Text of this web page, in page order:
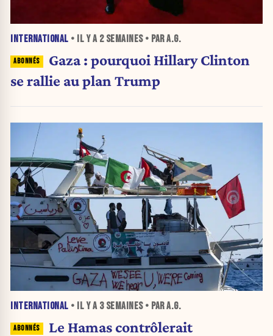
INTERNATIONAL • IL Y A 2 SEMAINES• PAR A.G.
Gaza : pourquoi Hillary Clinton
se rallie au plan Trump
INTERNATIONAL • IL Y A 3 SEMAINES• PAR A.G.
Le Hamas contrôlerait